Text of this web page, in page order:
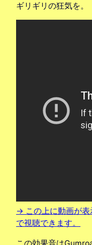
ギリギリの狂気を。
→ この上に動画が表
で視聴できます。